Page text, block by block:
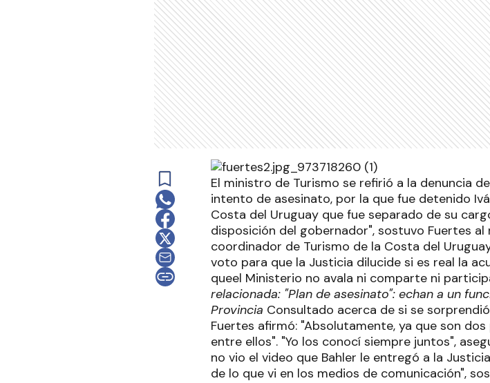
El ministro de Turismo se refirió a la denuncia
intento de asesinato, por la que fue detenido
Costa del Uruguay que fue separado de su
disposición del gobernador", sostuvo Fuertes
coordinador de Turismo de la Costa del
voto para que la Justicia dilucide si es real la
queel Ministerio no avala ni comparte ni
relacionada: "Plan de asesinato": echan a un
Provincia Consultado acerca de si se
Fuertes afirmó: "Absolutamente, ya que son
entre ellos". "Yo los conocí siempre juntos",
no vio el video que Bahler le entregó a la
de lo que vi en los medios de comunicación",